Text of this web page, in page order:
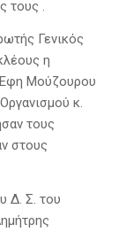
τους .
Γενικός
η
Μούζουρου
κ.
τους
στους
Δ. Σ. του